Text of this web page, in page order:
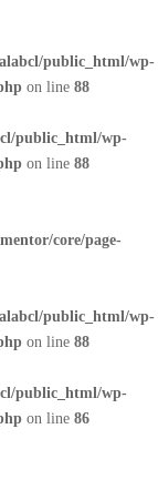
public_html/wp-
on line 88
public_html/wp-
on line 88
core/page-
public_html/wp-
on line 88
public_html/wp-
on line 86